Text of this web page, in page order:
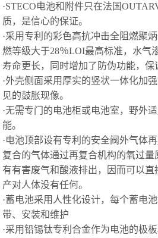
·STECO电池和附件只在法国
质，是信心的保证。
·采用专利的彩色高抗冲击全阻燃聚
燃等级大于28％LOI最高标准，水气
寿命更长，同时增加了防伪功能，保
·外壳侧面采用厚实的竖状一体化加
见的鼓胀现像。
·无需专门的电池柜或电池室，野外
能。
·电池顶部设有专利的安全阀外气体
复合的气体通过再复合机构的氧过
有有害废气和酸液排出，因而可以直
产对人体没有任何。
·蓄电池采用人性化设计，每个蓄电
带、安装和维护
·采用铅锡钛专利合金作为电池的极